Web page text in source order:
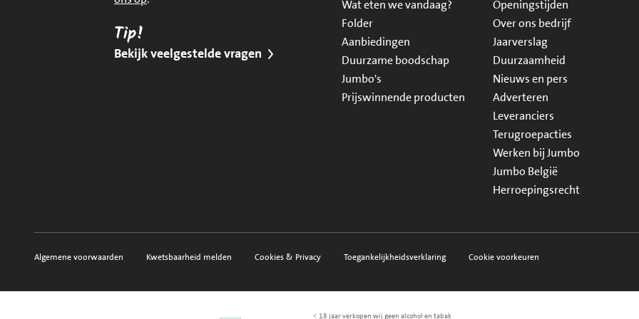
Tip!
Bekijk veelgestelde vragen
Wat eten we vandaag?
Folder
Aanbiedingen
Duurzame boodschap
Jumbo's
Prijswinnende producten
Openingstijden
Over ons bedrijf
Jaarverslag
Duurzaamheid
Nieuws en pers
Adverteren
Leveranciers
Terugroepacties
Werken bij Jumbo
Jumbo België
Herroepingsrecht
Voorwaarden, privacy en sitemap
Algemene voorwaarden Kwetsbaarheid melden Cookies & Privacy Toegankelijkheidsverklaring Cookie voorkeuren
< 18 jaar verkopen wij geen alcohol en tabak